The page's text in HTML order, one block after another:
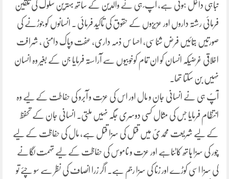
تباہی داخل ہوتی ہے، آپ ؐ ہی نے والدین کے ساتھ بہترین سلوک کی تلقین
فرمائی رشتہ داروں اور عزیزوں کے حقوق کی تاکید فرمائی ۔ انسانوں کو جوڑنے کی
صورتیں بتائیں فرض شناسی، احسا س ذمہ داری، عفت وپاک دامنی ، شرافت
اخلاقی غرضیکہ انسان کو ان تمام کوخوبیوں سے آراستہ فرمایا جن کے بغیر وہ انسان
نہیں بن سکتا تھا۔
آپؐ ہی نے انسانی جان و مال اور اس کی عزت و آبرو کی حفاطت کے لیے وہ
انتظام فرمایا جس کی مثال کسی دوسری جگہ نہیں ملتی۔ انسانی جان کے تحفظ
کے لیے شریعت محمدیؐ میں قتل کی سزا قتل ہے، مال کی حفاظت کے لیے
چور کی سزا ہاتھ کاٹناہے اور عزت و ناموس کی حفاظت کے لیے تہمت لگانے
کی سزا اسی کوڑے اور زنا کی سزا رجم ہے۔ اگر زرا انصاف کی نظر سے سو چئے تو